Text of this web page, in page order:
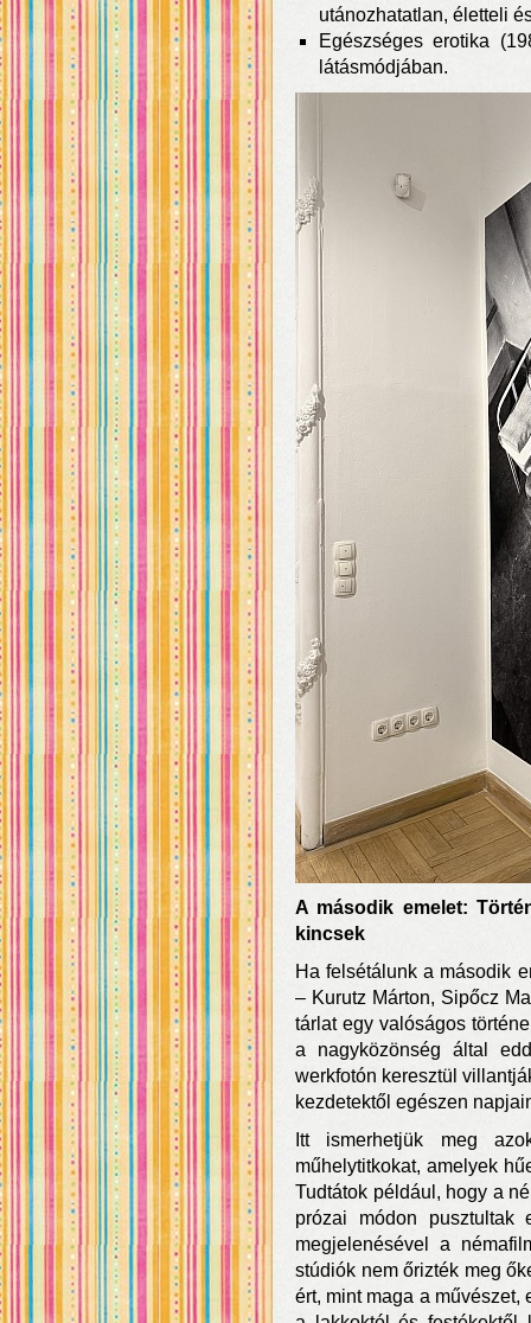
utánozhatatlan, életteli
Egészséges erotika
látásmódjában.
A második emelet:
kincsek
Ha felsétálunk a második
– Kurutz Márton, Sipőcz
tárlat egy valóságos
a nagyközönség által
werkfotón keresztül
kezdetektől egészen
Itt ismerhetjük meg
műhelytitkokat, amelyek
Tudtátok például, hogy a
prózai módon pusztultak
megjelenésével a
stúdiók nem őrizték meg
ért, mint maga a művészet,